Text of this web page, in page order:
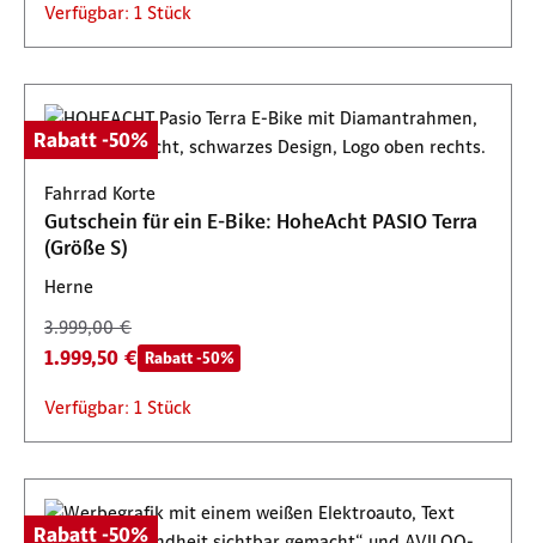
Verfügbar: 1 Stück
Rabatt -50%
Fahrrad Korte
Gutschein für ein E-Bike: HoheAcht PASIO Terra
(Größe S)
Herne
3.999,00 €
1.999,50 € Rabatt -50%
Verfügbar: 1 Stück
Rabatt -50%